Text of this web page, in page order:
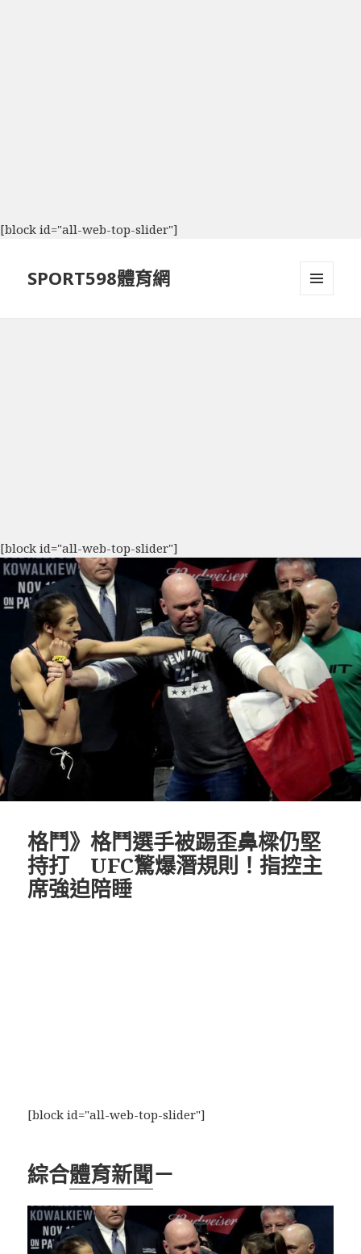
[block id="all-web-top-slider"]
SPORT598體育網
[block id="all-web-top-slider"]
格鬥》格鬥選手被踢歪鼻樑仍堅
持打 UFC驚爆潛規則！指控主
席強迫陪睡
[block id="all-web-top-slider"]
綜合體育新聞－